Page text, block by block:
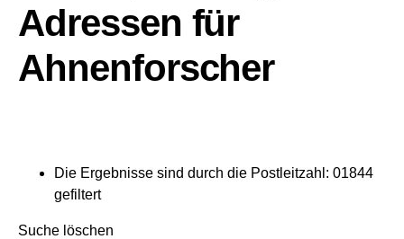
Adressen für
Ahnenforscher
Die Ergebnisse sind durch die Postleitzahl: 01844
gefiltert
Suche löschen